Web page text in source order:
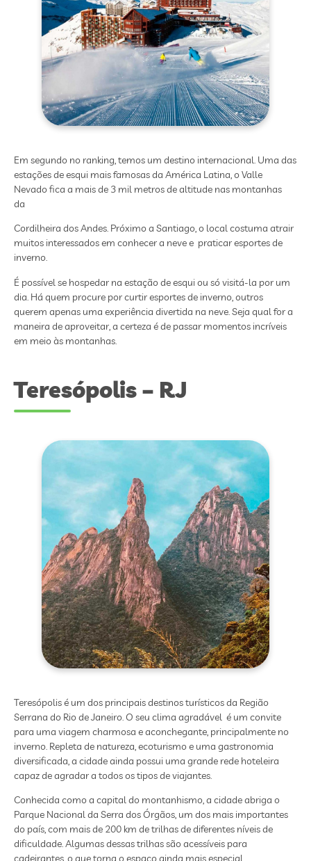
Em segundo no ranking, temos um destino internacional. Uma das
estações de esqui mais famosas da América Latina, o Valle
Nevado fica a mais de 3 mil metros de altitude nas montanhas
da
Cordilheira dos Andes. Próximo a Santiago, o local costuma atrair
muitos interessados em conhecer a neve e praticar esportes de
inverno.
É possível se hospedar na estação de esqui ou só visitá-la por um
dia. Há quem procure por curtir esportes de inverno, outros
querem apenas uma experiência divertida na neve. Seja qual for a
maneira de aproveitar, a certeza é de passar momentos incríveis
em meio às montanhas.
Teresópolis – RJ
Teresópolis é um dos principais destinos turísticos da Região
Serrana do Rio de Janeiro. O seu clima agradável é um convite
para uma viagem charmosa e aconchegante, principalmente no
inverno. Repleta de natureza, ecoturismo e uma gastronomia
diversificada, a cidade ainda possui uma grande rede hoteleira
capaz de agradar a todos os tipos de viajantes.
Conhecida como a capital do montanhismo, a cidade abriga o
Parque Nacional da Serra dos Órgãos, um dos mais importantes
do país, com mais de 200 km de trilhas de diferentes níveis de
dificuldade. Algumas dessas trilhas são acessíveis para
cadeirantes, o que torna o espaço ainda mais especial.